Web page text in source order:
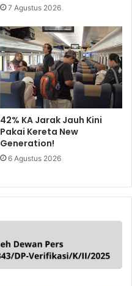
7 Agustus 2026
42% KA Jarak Jauh Kini
Pakai Kereta New
Generation!
6 Agustus 2026